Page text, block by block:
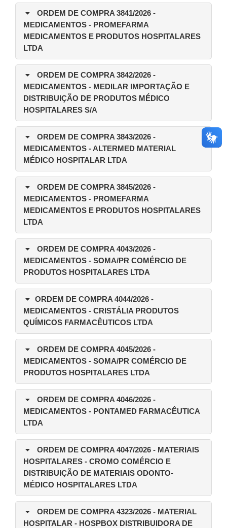
ORDEM DE COMPRA 3841/2026 -
MEDICAMENTOS - PROMEFARMA
MEDICAMENTOS E PRODUTOS HOSPITALARES
LTDA
ORDEM DE COMPRA 3842/2026 -
MEDICAMENTOS - MEDILAR IMPORTAÇÃO E
DISTRIBUIÇÃO DE PRODUTOS MÉDICO
HOSPITALARES S/A
ORDEM DE COMPRA 3843/2026 -
MEDICAMENTOS - ALTERMED MATERIAL
MÉDICO HOSPITALAR LTDA
ORDEM DE COMPRA 3845/2026 -
MEDICAMENTOS - PROMEFARMA
MEDICAMENTOS E PRODUTOS HOSPITALARES
LTDA
ORDEM DE COMPRA 4043/2026 -
MEDICAMENTOS - SOMA/PR COMÉRCIO DE
PRODUTOS HOSPITALARES LTDA
ORDEM DE COMPRA 4044/2026 -
MEDICAMENTOS - CRISTÁLIA PRODUTOS
QUÍMICOS FARMACÊUTICOS LTDA
ORDEM DE COMPRA 4045/2026 -
MEDICAMENTOS - SOMA/PR COMÉRCIO DE
PRODUTOS HOSPITALARES LTDA
ORDEM DE COMPRA 4046/2026 -
MEDICAMENTOS - PONTAMED FARMACÊUTICA
LTDA
ORDEM DE COMPRA 4047/2026 - MATERIAIS
HOSPITALARES - CROMO COMÉRCIO E
DISTRIBUIÇÃO DE MATERIAIS ODONTO-
MÉDICO HOSPITALARES LTDA
ORDEM DE COMPRA 4323/2026 - MATERIAL
HOSPITALAR - HOSPBOX DISTRIBUIDORA DE